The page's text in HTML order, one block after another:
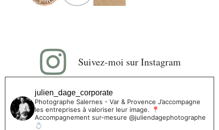
Suivez-moi sur Instagram
julien_dage_corporate
Photographe Salernes - Var & Provence J’accompagne
les entreprises à valoriser leur image. 📍
Accompagnement sur-mesure @juliendagephotographe
💍